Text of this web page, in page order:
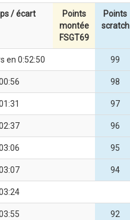
/ écart
Points
montée
FSGT69
Points
scratch
en 0:52:50 99
98
97
96
95
94
92